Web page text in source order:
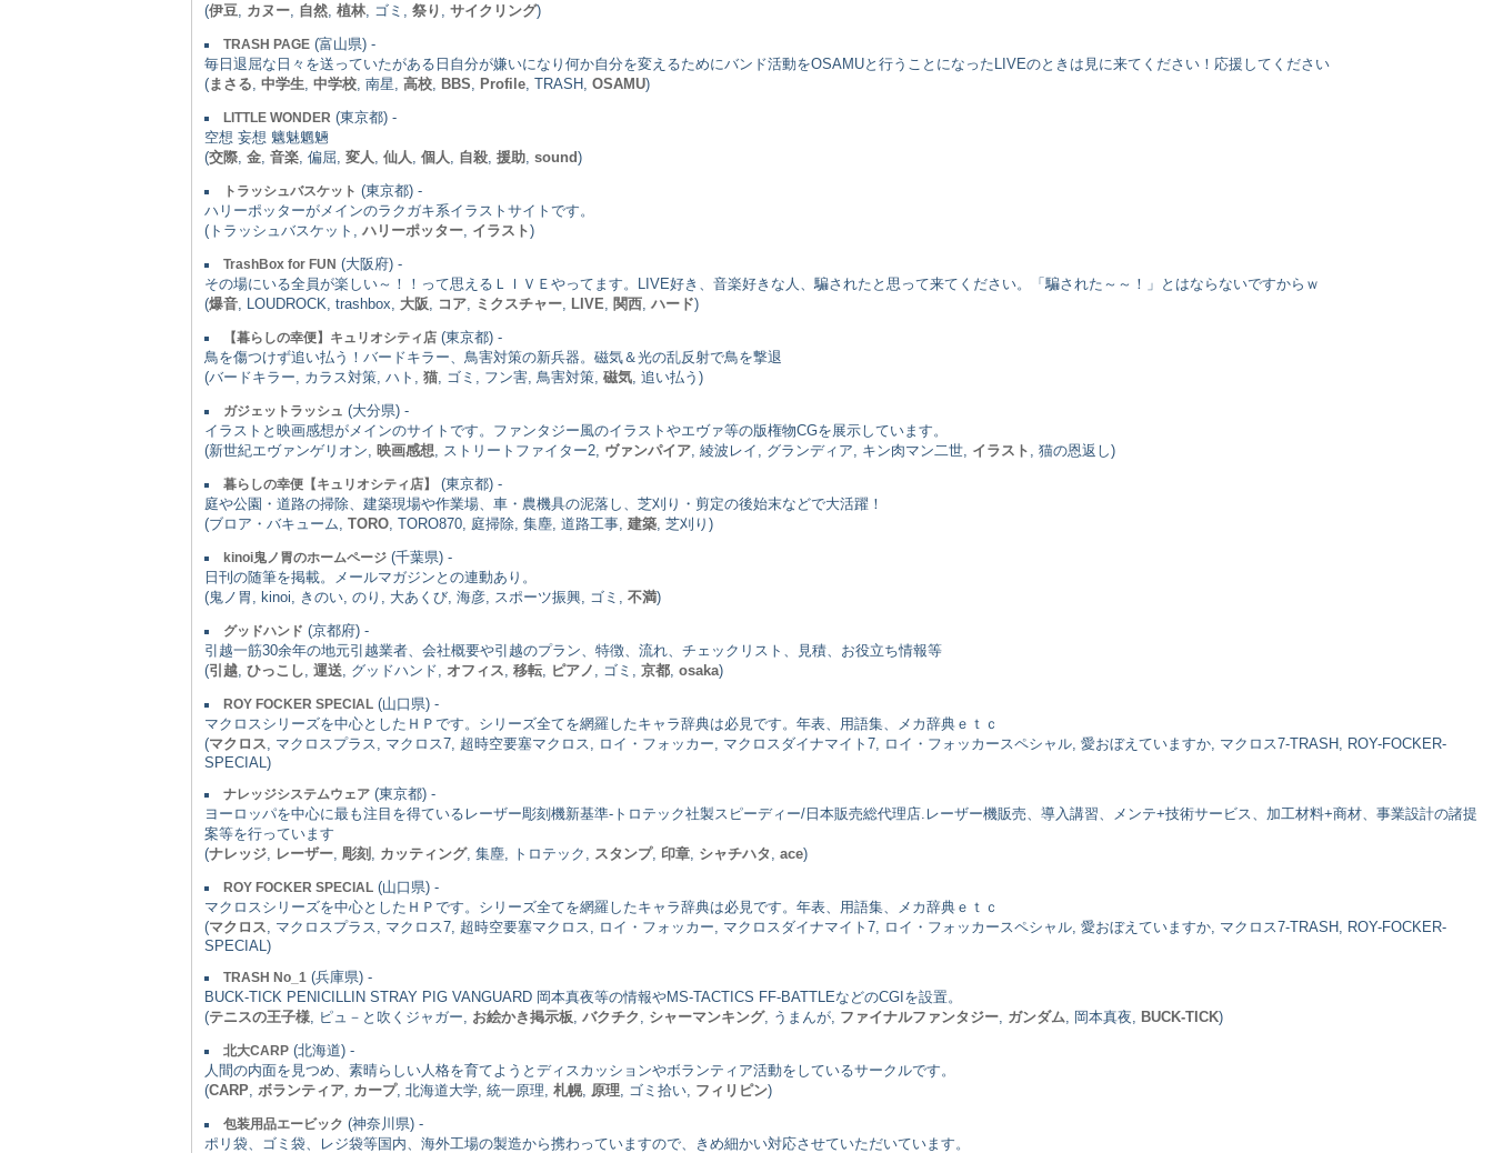
(伊豆 カヌー 自然 植林 , ゴミ, 祭り サイクリング)
TRASH PAGE (富山県) -
毎日退屈な日々を送っていたがある日自分が嫌いになり何か自分を変えるためにバンド活動をOSAMUと行うことになったLIVEのときは見に来てください！応援してください
( まさる 中学生 中学校 , 南星, 高校 BBS Profile , TRASH, OSAMU)
LITTLE WONDER (東京都) -
空想 妄想 魑魅魍魎
(交際 金 音楽 , 偏屈, 変人 仙人 個人 自殺 援助 sound)
トラッシュバスケット (東京都) -
ハリーポッターがメインのラクガキ系イラストサイトです。
(トラッシュバスケット, ハリーポッター イラスト)
TrashBox for FUN (大阪府) -
その場にいる全員が楽しい～！！って思えるＬＩＶＥやってます。LIVE好き、音楽好きな人、騙されたと思って来てください。「騙された～～！」とはならないですからｗ
(爆音 , LOUDROCK, trashbox, 大阪 コア ミクスチャー LIVE 関西 ハード)
【暮らしの幸便】キュリオシティ店 (東京都) -
鳥を傷つけず追い払う！バードキラー、鳥害対策の新兵器。磁気＆光の乱反射で鳥を撃退
(バードキラー, カラス対策, ハト, 猫 , ゴミ, フン害, 鳥害対策, 磁気 , 追い払う)
ガジェットラッシュ (大分県) -
イラストと映画感想がメインのサイトです。ファンタジー風のイラストやエヴァ等の版権物CGを展示しています。
(新世紀エヴァンゲリオン,
映画感想 , ストリートファイター2, ヴァンパイア , 綾波レイ, グランディア, キン肉マン二世, イラスト , 猫の恩返し)
暮らしの幸便【キュリオシティ店】
(東京都) -
庭や公園・道路の掃除、建築現場や作業場、車・農機具の泥落し、芝刈り・剪定の後始末などで大活躍！
(ブロア・バキューム, TORO , TORO870, 庭掃除, 集塵, 道路工事, 建築 , 芝刈り)
kinoi鬼ノ胃のホームページ (千葉県) -
日刊の随筆を掲載。メールマガジンとの連動あり。
(鬼ノ胃, kinoi, きのい, のり, 大あくび, 海彦, スポーツ振興, ゴミ, 不満)
グッドハンド (京都府) -
引越一筋30余年の地元引越業者、会社概要や引越のプラン、特徴、流れ、チェックリスト、見積、お役立ち情報等
(引越 ひっこし 運送 , グッドハンド, オフィス 移転 ピアノ , ゴミ, 京都 osaka)
ROY FOCKER SPECIAL (山口県) -
マクロスシリーズを中心としたＨＰです。シリーズ全てを網羅したキャラ辞典は必見です。年表、用語集、メカ辞典ｅｔｃ
(マクロス , マクロスプラス, マクロス7, 超時空要塞マクロス, ロイ・フォッカー, マクロスダイナマイト7, ロイ・フォッカースペシャル, 愛おぼえていますか, マクロス7-TRASH, ROY-FOCKER-
SPECIAL)
ナレッジシステムウェア (東京都) -
ヨーロッパを中心に最も注目を得ているレーザー彫刻機新基準-トロテック社製スピーディー/日本販売総代理店.レーザー機販売、導入講習、メンテ+技術サービス、加工材料+商材、事業設計の諸提
案等を行っています
(ナレッジ レーザー 彫刻 カッティング, 集塵, トロテック, スタンプ, 印章 シャチハタ ace)
ROY FOCKER SPECIAL (山口県) -
マクロスシリーズを中心としたＨＰです。シリーズ全てを網羅したキャラ辞典は必見です。年表、用語集、メカ辞典ｅｔｃ
(マクロス , マクロスプラス, マクロス7, 超時空要塞マクロス, ロイ・フォッカー, マクロスダイナマイト7, ロイ・フォッカースペシャル, 愛おぼえていますか, マクロス7-TRASH, ROY-FOCKER-
SPECIAL)
TRASH No_1 (兵庫県) -
BUCK-TICK PENICILLIN STRAY PIG VANGUARD 岡本真夜等の情報やMS-TACTICS FF-BATTLEなどのCGIを設置。
(テニスの王子様 , ピュ－と吹くジャガー, お絵かき掲示板 バクチク シャーマンキング, うまんが, ファイナルファンタジー ガンダム , 岡本真夜, BUCK-TICK)
北大CARP (北海道) -
人間の内面を見つめ、素晴らしい人格を育てようとディスカッションやボランティア活動をしているサークルです。
(CARP ボランティア カープ, 北海道大学, 統一原理, 札幌, 原理 , ゴミ拾い, フィリピン)
包装用品エービック (神奈川県) -
ポリ袋、ゴミ袋、レジ袋等国内、海外工場の製造から携わっていますので、きめ細かい対応させていただいています。